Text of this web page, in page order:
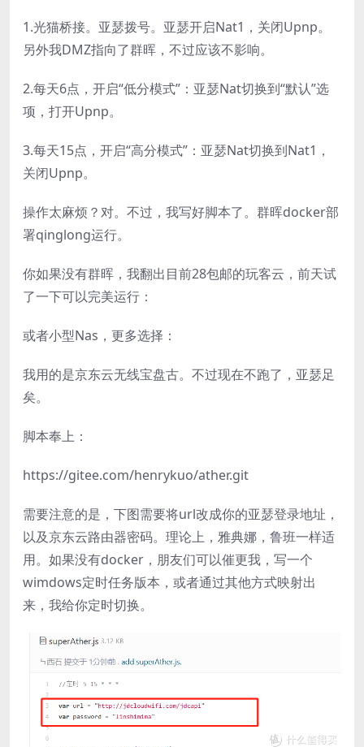
1.光猫桥接。亚瑟拨号。亚瑟开启Nat1，关闭Upnp。
另外我DMZ指向了群晖，不过应该不影响。
2.每天6点，开启“低分模式”：亚瑟Nat切换到“默认”选
项，打开Upnp。
3.每天15点，开启“高分模式”：亚瑟Nat切换到Nat1，
关闭Upnp。
操作太麻烦？对。不过，我写好脚本了。群晖docker部
署qinglong运行。
你如果没有群晖，我翻出目前28包邮的玩客云，前天试
了一下可以完美运行：
或者小型Nas，更多选择：
我用的是京东云无线宝盘古。不过现在不跑了，亚瑟足
矣。
脚本奉上：
https://gitee.com/henrykuo/ather.git
需要注意的是，下图需要将url改成你的亚瑟登录地址，
以及京东云路由器密码。理论上，雅典娜，鲁班一样适
用。如果没有docker，朋友们可以催更我，写一个
wimdows定时任务版本，或者通过其他方式映射出
来，我给你定时切换。